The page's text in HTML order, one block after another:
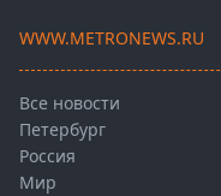
WWW.METRONEWS.RU
Все новости
Петербург
Россия
Мир